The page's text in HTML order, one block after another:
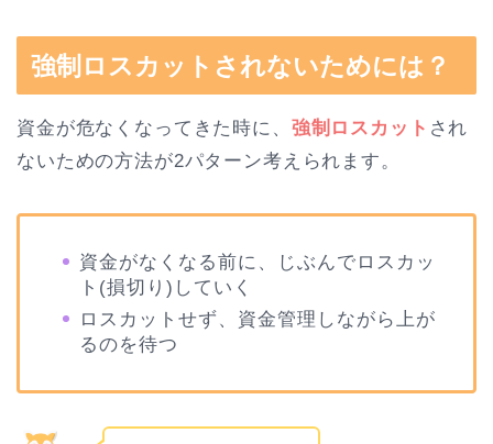
強制ロスカットされないためには？
資金が危なくなってきた時に、 強制ロスカット され
ないための方法が2パターン考えられます。
資金がなくなる前に、じぶんでロスカッ
ト(損切り)していく
ロスカットせず、資金管理しながら上が
るのを待つ